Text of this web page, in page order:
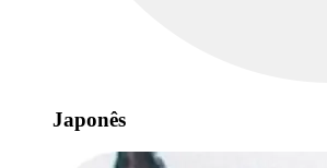
Japonês